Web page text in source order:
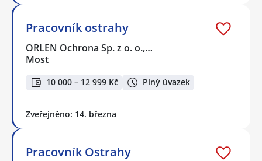
Pracovník ostrahy
ORLEN Ochrona Sp. z o. o.,…
Most
10 000 – 12 999 Kč Plný úvazek
Zveřejněno: 14. března
Pracovník Ostrahy